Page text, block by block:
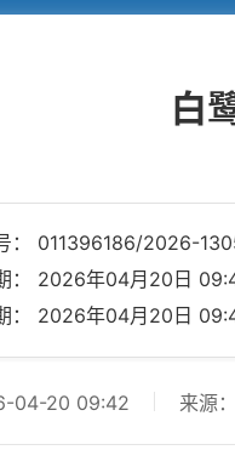
白
： 011396186/2026-
： 2026年04月20日
： 2026年04月20日
04-20 09:42 来源